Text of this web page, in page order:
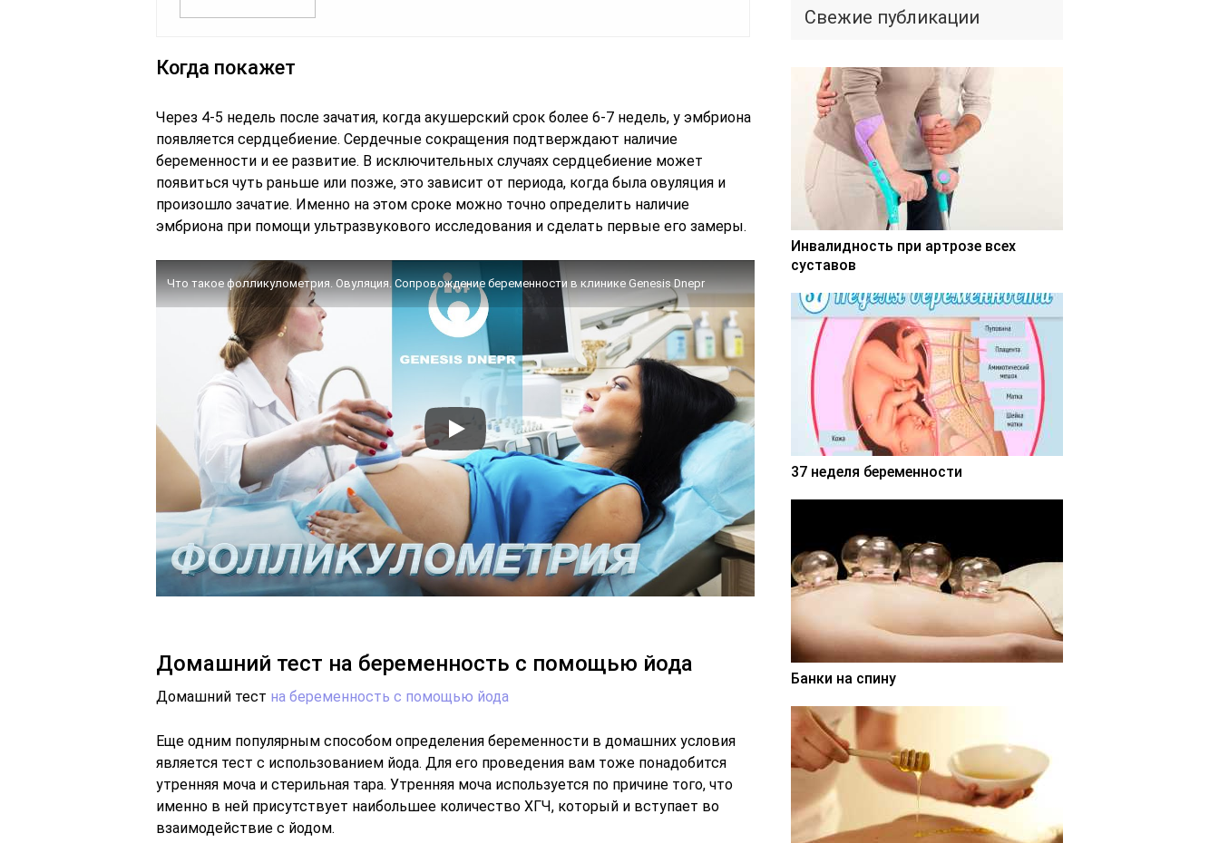
Когда покажет
Через 4-5 недель после зачатия, когда акушерский срок более 6-7 недель, у эмбриона
появляется сердцебиение. Сердечные сокращения подтверждают наличие
беременности и ее развитие. В исключительных случаях сердцебиение может
появиться чуть раньше или позже, это зависит от периода, когда была овуляция и
произошло зачатие. Именно на этом сроке можно точно определить наличие
эмбриона при помощи ультразвукового исследования и сделать первые его замеры.
Что такое фолликулометрия. Овуляция. Сопровождение беременности в клинике Genesis Dnepr
Домашний тест на беременность с помощью йода
Домашний тест на беременность с помощью йода
Еще одним популярным способом определения беременности в домашних условия
является тест с использованием йода. Для его проведения вам тоже понадобится
утренняя моча и стерильная тара. Утренняя моча используется по причине того, что
именно в ней присутствует наибольшее количество ХГЧ, который и вступает во
взаимодействие с йодом.
Свежие публикации
Инвалидность при артрозе всех
суставов
37 неделя беременности
Банки на спину